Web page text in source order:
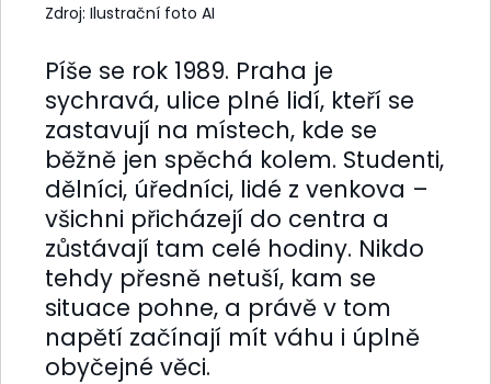
Zdroj: Ilustrační foto AI
Píše se rok 1989. Praha je
sychravá, ulice plné lidí, kteří se
zastavují na místech, kde se
běžně jen spěchá kolem. Studenti,
dělníci, úředníci, lidé z venkova –
všichni přicházejí do centra a
zůstávají tam celé hodiny. Nikdo
tehdy přesně netuší, kam se
situace pohne, a právě v tom
napětí začínají mít váhu i úplně
obyčejné věci.